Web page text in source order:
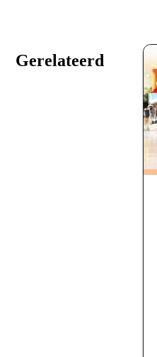
Gerelateerd